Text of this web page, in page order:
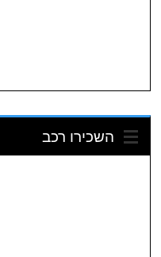
השכירו רכב